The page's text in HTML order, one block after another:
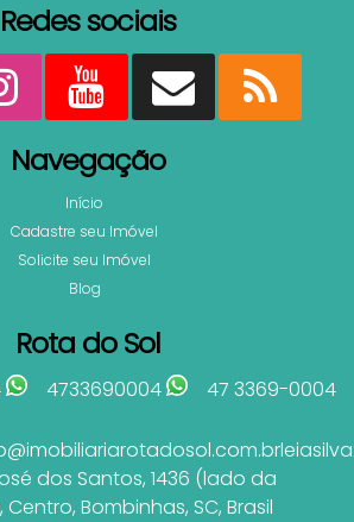
Redes sociais
Navegação
Início
Cadastre seu Imóvel
Solicite seu Imóvel
Blog
Rota do Sol
4733690004
47 3369-0004
dos Santos, 1436 (lado da
, Centro, Bombinhas, SC, Brasil